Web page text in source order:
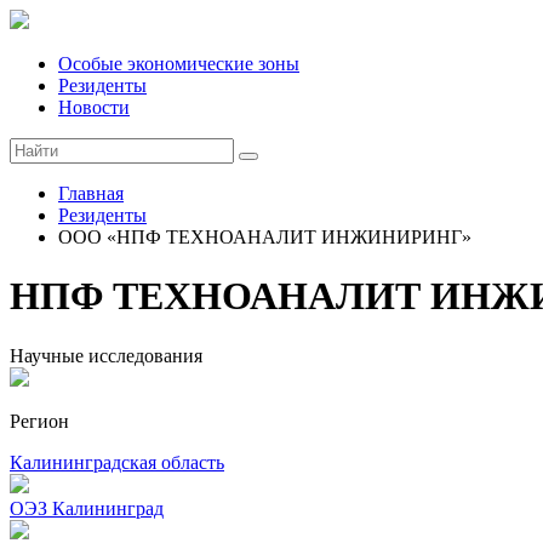
Особые экономические зоны
Резиденты
Новости
Главная
Резиденты
ООО «НПФ ТЕХНОАНАЛИТ ИНЖИНИРИНГ»
НПФ ТЕХНОАНАЛИТ
Научные исследования
Регион
Калининградская область
ОЭЗ Калининград